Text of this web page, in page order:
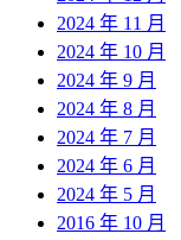
2024 年 11 月
2024 年 10 月
2024 年 9 月
2024 年 8 月
2024 年 7 月
2024 年 6 月
2024 年 5 月
2016 年 10 月